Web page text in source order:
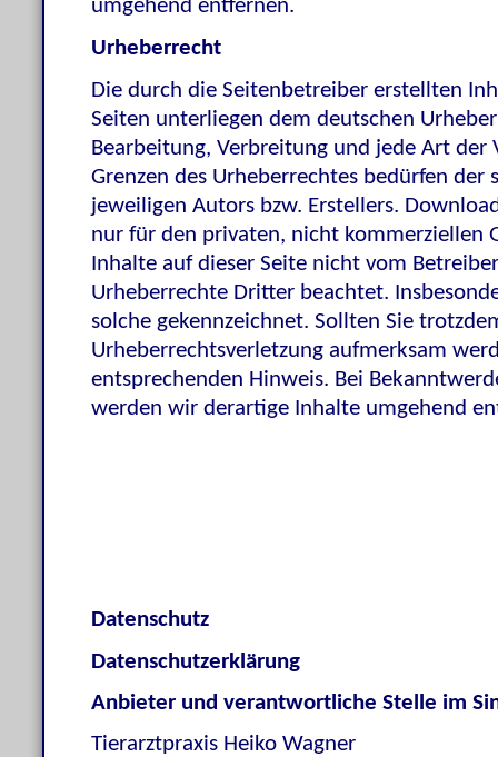
umgehend entfernen.
Urheberrecht
Die durch die Seitenbetreiber erstellten
Seiten unterliegen dem deutschen
Bearbeitung, Verbreitung und jede Art der
Grenzen des Urheberrechtes bedürfen
jeweiligen Autors bzw. Erstellers.
nur für den privaten, nicht kommerziellen
Inhalte auf dieser Seite nicht vom
Urheberrechte Dritter beachtet.
solche gekennzeichnet. Sollten Sie
Urheberrechtsverletzung aufmerksam
entsprechenden Hinweis. Bei
werden wir derartige Inhalte umgehend
Datenschutz
Datenschutzerklärung
Anbieter und verantwortliche Stelle im
Tierarztpraxis Heiko Wagner